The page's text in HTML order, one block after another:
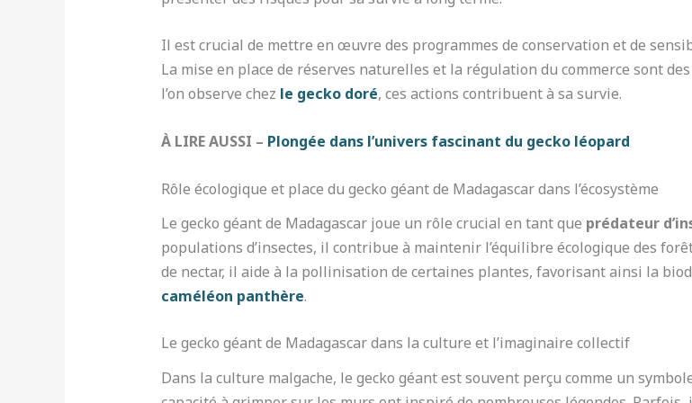
Il est crucial de mettre en œuvre des programmes de conservation et de
La mise en place de réserves naturelles et la régulation du commerce sont
l’on observe chez le gecko doré, ces actions contribuent à sa survie.
À LIRE AUSSI – Plongée dans l’univers fascinant du gecko léopard
Rôle écologique et place du gecko géant de Madagascar dans l’écosystème
Le gecko géant de Madagascar joue un rôle crucial en tant que prédateur
populations d’insectes, il contribue à maintenir l’équilibre écologique des
de nectar, il aide à la pollinisation de certaines plantes, favorisant ainsi la
caméléon panthère.
Le gecko géant de Madagascar dans la culture et l’imaginaire collectif
Dans la culture malgache, le gecko géant est souvent perçu comme un